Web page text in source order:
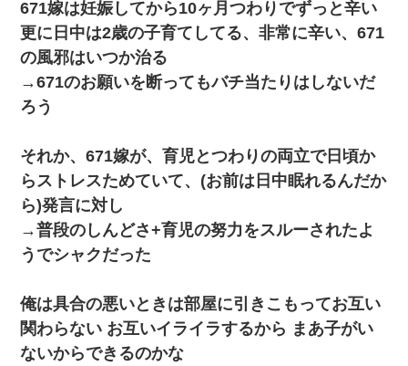
宅飲みで女友達の乳を見てしまった・・・
ミスした新人(
)に冗談で「行為させてくれたら許してあげる」
って言ったら・・・
最近うちの庭に知らない男の人がしょっちゅう入ってくる。それ
を職場で愚痴ったら、同僚男性が怒鳴りつけてきた。
旦那が長男のDNA鑑定をしたら血縁関係0%だった。旦那「やっぱ
りウワキしてたんだな…」長男「俺は誰の子供なの？」長女・次
男「ウワキ女！」
食べる量増やすわｗ」→結果ｗｗｗｗｗ
父が他界→父のフリン相手『どうか相続を放棄して下さい、昔の
ことは謝ります。ごめんなさい…』私「お子さんはフリン略奪婚
671嫁は妊娠してから10ヶ月つわりでずっと辛い
更に日中は2歳の子育てしてる、非常に辛い、671
の風邪はいつか治る
→671のお願いを断ってもバチ当たりはしないだ
ろう
それか、671嫁が、育児とつわりの両立で日頃か
らストレスためていて、(お前は日中眠れるんだか
ら)発言に対し
→普段のしんどさ+育児の努力をスルーされたよ
うでシャクだった
俺は具合の悪いときは部屋に引きこもってお互い
関わらない お互いイライラするから まあ子がい
ないからできるのかな